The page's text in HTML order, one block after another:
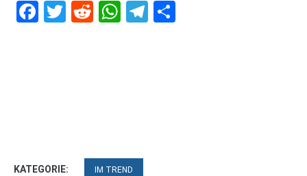
Facebook
Twitter
RedditWhatsApp
Telegram
KATEGORIE: IM TREND